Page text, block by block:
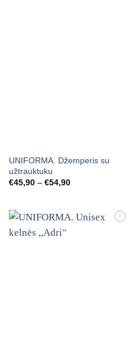
UNIFORMA. Džemperis su
užtrauktuku
€45,90 – €54,90Price
€54,90